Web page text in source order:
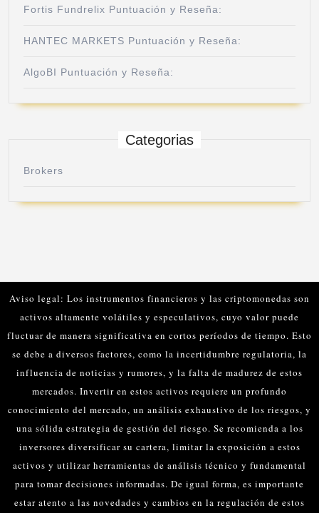
Fortis Fundrelix Puntuación y Reseña:
HANTEC MARKETS Puntuación y Reseña:
AlgoBI Puntuación y Reseña:
Categorias
Brokers
Aviso legal: Los instrumentos financieros y las criptomonedas son
activos altamente volátiles y especulativos, cuyo valor puede
fluctuar de manera significativa en cortos períodos de tiempo. Esto
se debe a diversos factores, como la incertidumbre regulatoria, la
influencia de noticias y rumores, y la falta de madurez de estos
mercados. Invertir en estos activos requiere un profundo
conocimiento del mercado, un análisis exhaustivo de los riesgos, y
una sólida estrategia de gestión del riesgo. Se recomienda a los
inversores diversificar su cartera, limitar la exposición a estos
activos y utilizar herramientas de análisis técnico y fundamental
para tomar decisiones informadas. De igual forma, es importante
estar atento a las novedades y cambios en la regulación de estos